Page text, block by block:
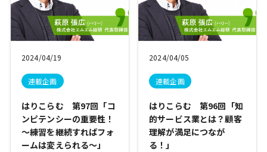
2024/04/19
連載企画
はりこらむ 第97回「コ
ンピテンシーの重要性！
～練習を継続すればフォ
ームは変えられる～」
2024/04/05
連載企画
はりこらむ 第96回「知
的サービス業とは？顧客
理解が満足につなが
る！」